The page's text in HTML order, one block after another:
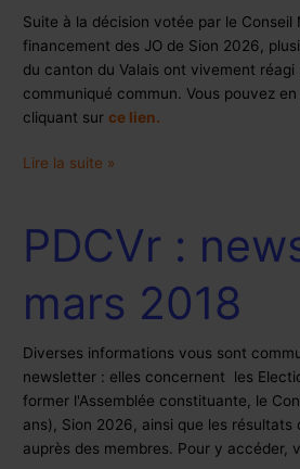
Suite à la décision votée par le
financement des JO de Sion 2026,
du canton du Valais ont vivement réagi
communiqué commun. Vous pouvez
cliquant sur ce lien.
Lire la suite »
PDCVr :
mars 2018
Diverses informations vous sont
newsletter : elles concernent les
former l'Assemblée constituante, le
ans), Sion 2026, ainsi que les résultats
auprès des membres. Pour y accéder,
PDCVr
mars
2018